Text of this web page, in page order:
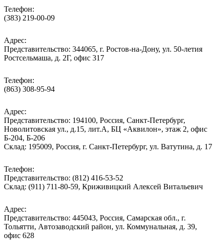
Телефон:
(383) 219-00-09
Адрес:
Представительство: 344065, г. Ростов-на-Дону, ул. 50-летия
Ростсельмаша, д. 2Г, офис 317
Телефон:
(863) 308-95-94
Адрес:
Представительство: 194100, Россия, Санкт-Петербург,
Новолитовская ул., д.15, лит.А, БЦ «Аквилон», этаж 2, офис
Б-204, Б-206
Склад: 195009, Россия, г. Санкт-Петербург, ул. Ватутина, д. 17
Телефон:
Представительство: (812) 416-53-52
Склад: (911) 711-80-59, Криживицкий Алексей Витальевич
Адрес:
Представительство: 445043, Россия, Самарская обл., г.
Тольятти, Автозаводский район, ул. Коммунальная, д. 39,
офис 628